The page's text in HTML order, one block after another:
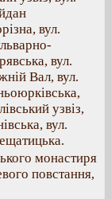
вул.
вул.
Вал, вул.
узвіз,
вул.
монастиря
повстання,